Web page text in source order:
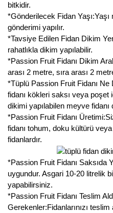
bitkidir.
*Gönderilecek Fidan
gönderimi yapılır.
*Tavsiye Edilen Fidan Dikim
rahatlıkla dikim yapılabilir.
*Passion Fruit Fidanı Dikim
arası 2 metre, sıra arası 2
*Tüplü Passion Fruit Fidanı
fidanı kökleri saksı veya
dikimi yapılabilen meyve fidanı
*Passion Fruit Fidanı
fidanı tohum, doku kültürü
fidanlardır.
*Passion Fruit Fidanı Saksıda
uygundur. Asgari 10-20 litrelik
yapabilirsiniz.
*Passion Fruit Fidanı Teslim
Gerekenler:Fidanlarınızı